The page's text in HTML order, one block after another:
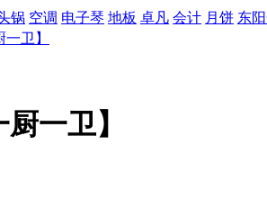
锅 空调 电子琴 地板 卓凡 会计 月饼 东
卫】
一卫】